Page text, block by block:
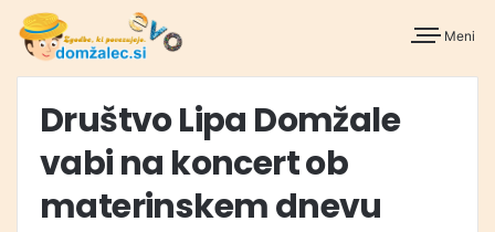
Meni
Društvo Lipa Domžale
vabi na koncert ob
materinskem dnevu